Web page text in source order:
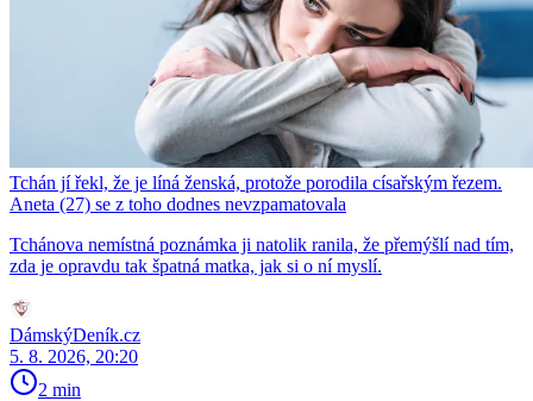
Tchán jí řekl, že je líná ženská, protože porodila císařským řezem.
Aneta (27) se z toho dodnes nevzpamatovala
Tchánova nemístná poznámka ji natolik ranila, že přemýšlí nad tím,
zda je opravdu tak špatná matka, jak si o ní myslí.
DámskýDeník.cz
5. 8. 2026, 20:20
2 min